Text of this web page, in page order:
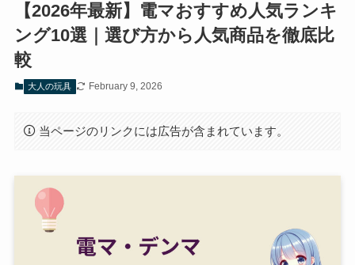
【2026年最新】電マおすすめ人気ランキ
ング10選｜選び方から人気商品を徹底比
較
大人の玩具 February 9, 2026
当ページのリンクには広告が含まれています。